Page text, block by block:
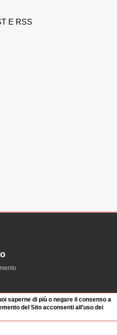
E RSS
saperne di più o negare il consenso a
del Sito acconsenti all'uso dei